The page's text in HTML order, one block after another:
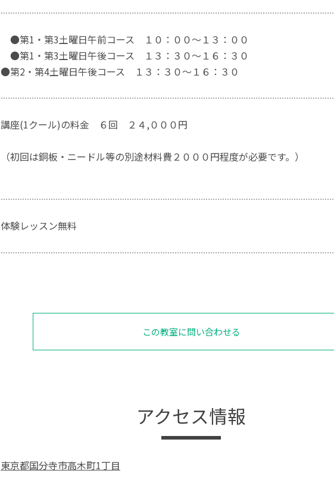
●第1・第3土曜日午前コース １０：００～１３：００
●第1・第3土曜日午後コース １３：３０～１６：３０
●第2・第4土曜日午後コース １３：３０～１６：３０
講座(1クール)の料金 ６回 ２４,０００円
（初回は銅板・ニードル等の別途材料費２０００円程度が必要です。）
体験レッスン無料
この教室に問い合わせる
アクセス情報
東京都国分寺市高木町1丁目